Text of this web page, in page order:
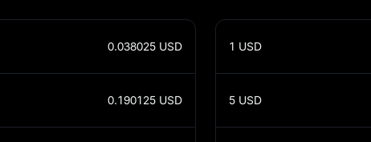
0.038025 USD
0.190125 USD
1 USD
5 USD